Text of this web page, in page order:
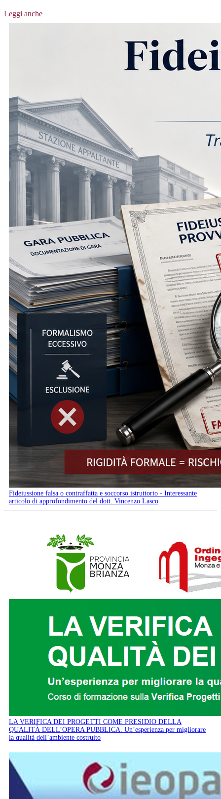
Leggi anche
Fideiussione falsa o contraffatta e soccorso istruttorio - Interessante
articolo di approfondimento del dott. Vincenzo Lasco
LA VERIFICA DEI PROGETTI COME PRESIDIO DELLA
QUALITÀ DELL’OPERA PUBBLICA. Un’esperienza per migliorare
la qualità dell’ambiente costruito